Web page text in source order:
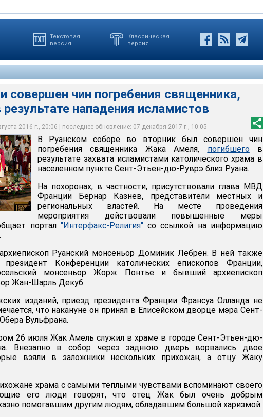
Текстовая
версия
Классическая
версия
совершен чин погребения священника,
нападения исламистов
2016 г., 20:06 | последнее обновление: 07 декабря 2017 г., 10:05
во вторник был совершен чин погребения священника Жака
в результате захвата исламистами католического храма в
Сент-Этьен-дю-Руврэ близ города Руан
В Руанском соборе во вторник был совершен чин
погребения священника Жака Амеля, погибшегов
результате захвата исламистами католического храма в
населенном пункте Сент-Этьен-дю-Руврэ близ Руана.
На похоронах, в частности, присутствовали глава МВД
Франции Бернар Казнев, представители местных и
региональных властей. На месте проведения
мероприятия действовали повышенные меры
портал "Интерфакс-Религия"со ссылкой на информацию
Руанский монсеньор Доминик Лебрен. В ней также
президент Конференции католических епископов Франции,
монсеньор Жорж Понтье и бывший архиепископ
Жан-Шарль Декуб.
изданий, приезд президента Франции Франсуа Олланда не
что накануне он принял в Елисейском дворце мэра Сент-
Вульфрана.
26 июля Жак Амель служил в храме в городе Сент-Этьен-дю-
Внезапно в собор через заднюю дверь ворвались двое
взяли в заложники нескольких прихожан, а отцу Жаку
храма с самыми теплыми чувствами вспоминают своего
его люди говорят, что отец Жак был очень добрым
помогавшим другим людям, обладавшим большой харизмой.